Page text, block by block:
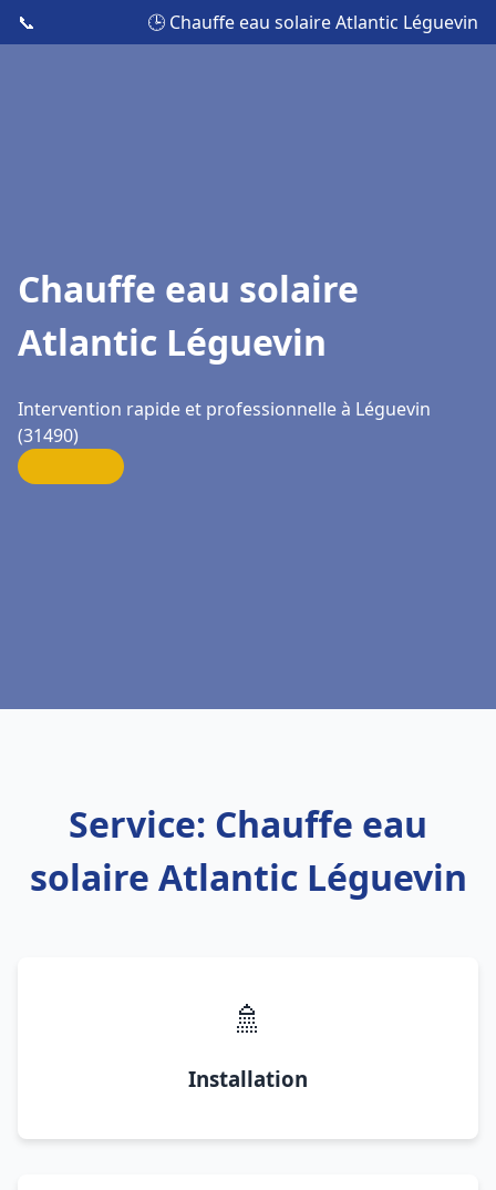
📞 🕒 Chauffe eau solaire Atlantic Léguevin
Chauffe eau solaire
Atlantic Léguevin
Intervention rapide et professionnelle à Léguevin
(31490)
Service: Chauffe eau
solaire Atlantic Léguevin
🚿
Installation